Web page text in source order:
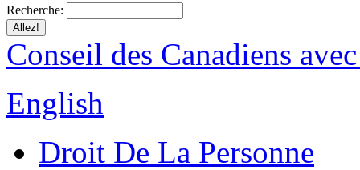
Recherche:
Conseil des Canadiens
English
Droit De La Personne